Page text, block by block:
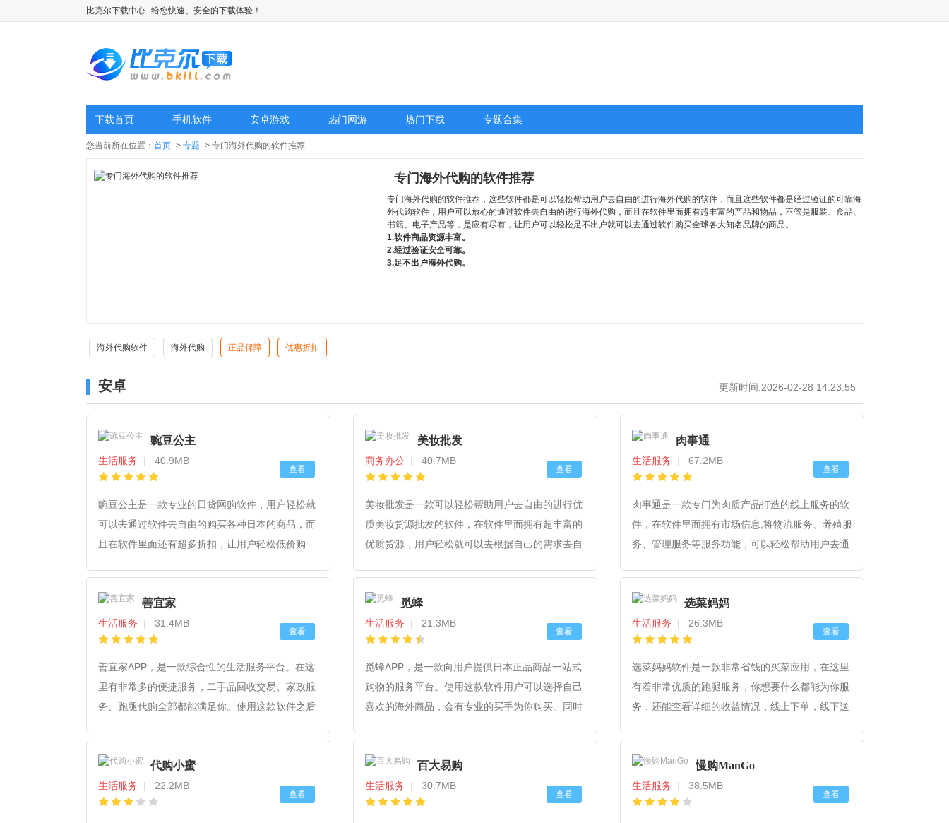
比克尔下载中心--给您快速、安全的下载体验！
下载首页 手机软件 安卓游戏 热门网游 热门下载 专题合集
您当前所在位置： 首页 -> 专题 -> 专门海外代购的软件推荐
专门海外代购的软件推荐
专门海外代购的软件推荐，这些软件都是可以轻松帮助用户去自由的进行海外代购的软件，而且这些软件都是经过验证的可靠海
外代购软件，用户可以放心的通过软件去自由的进行海外代购，而且在软件里面拥有超丰富的产品和物品，不管是服装、食品、
书籍、电子产品等，是应有尽有，让用户可以轻松足不出户就可以去通过软件购买全球各大知名品牌的商品。
1.软件商品资源丰富。
2.经过验证安全可靠。
3.足不出户海外代购。
海外代购软件 海外代购 正品保障 优惠折扣
安卓 更新时间:2026-02-28 14:23:55
豌豆公主
生活服务 | 40.9MB
查看
豌豆公主是一款专业的日货网购软件，用户轻松就
可以去通过软件去自由的购买各种日本的商品，而
且在软件里面还有超多折扣，让用户轻松低价购
可以放心进行购买。
美妆批发
商务办公 | 40.7MB
查看
美妆批发是一款可以轻松帮助用户去自由的进行优
质美妆货源批发的软件，在软件里面拥有超丰富的
优质货源，用户轻松就可以去根据自己的需求去自
还可以轻松通过软件去进行一件代发。
肉事通
生活服务 | 67.2MB
查看
肉事通是一款专门为肉质产品打造的线上服务的软
件，在软件里面拥有市场信息,将物流服务、养殖服
务、管理服务等服务功能，可以轻松帮助用户去通
让用户可以更好的去进行线上购买各种肉类商品。
善宜家
生活服务 | 31.4MB
查看
善宜家APP，是一款综合性的生活服务平台。在这
里有非常多的便捷服务，二手品回收交易、家政服
务、跑腿代购全部都能满足你。使用这款软件之后
觅蜂
生活服务 | 21.3MB
查看
觅蜂APP，是一款向用户提供日本正品商品一站式
购物的服务平台。使用这款软件用户可以选择自己
喜欢的海外商品，会有专业的买手为你购买。同时
选菜妈妈
生活服务 | 26.3MB
查看
选菜妈妈软件是一款非常省钱的买菜应用，在这里
有着非常优质的跑腿服务，你想要什么都能为你服
务，还能查看详细的收益情况，线上下单，线下送
代购小蜜
生活服务 | 22.2MB
查看
百大易购
生活服务 | 30.7MB
查看
慢购ManGo
生活服务 | 38.5MB
查看